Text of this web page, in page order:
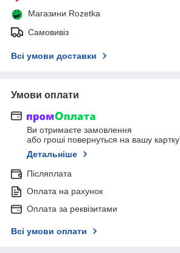
Магазини Rozetka
Самовивіз
Всі умови доставки
Умови оплати
Ви отримаєте замовлення
або гроші повернуться на вашу картку
Детальніше
Післяплата
Оплата на рахунок
Оплата за реквізитами
Всі умови оплати